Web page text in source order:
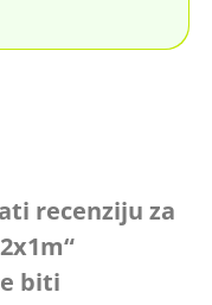
recenziju za
biti